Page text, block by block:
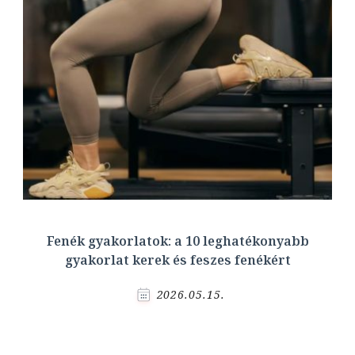
Fenék gyakorlatok: a 10 leghatékonyabb
gyakorlat kerek és feszes fenékért
2026.05.15.